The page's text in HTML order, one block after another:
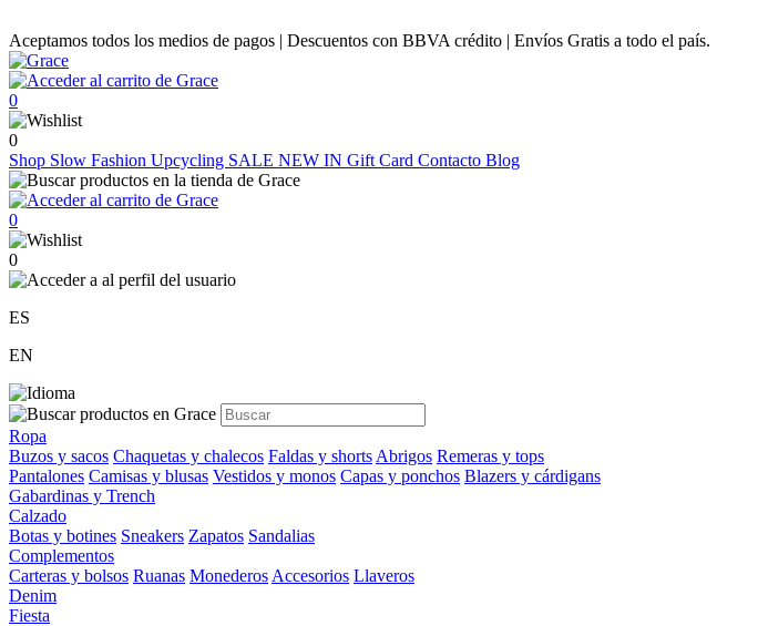
Aceptamos todos los medios de pagos | Descuentos con BBVA crédito | Envíos Gratis a todo el país.
0
0
Shop Slow Fashion Upcycling SALE NEW IN Gift Card Contacto Blog
0
0
ES
EN
Ropa
Buzos y sacos Chaquetas y chalecos Faldas y shorts Abrigos Remeras y tops
Pantalones Camisas y blusas Vestidos y monos Capas y ponchos Blazers y cárdigans
Gabardinas y Trench
Calzado
Botas y botines Sneakers Zapatos Sandalias
Complementos
Carteras y bolsos Ruanas Monederos Accesorios Llaveros
Denim
Fiesta